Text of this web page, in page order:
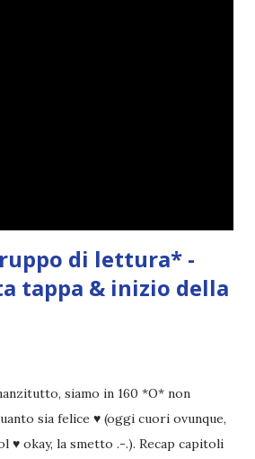
di lettura* -
tappa & inizio della
siamo in 160 *O* non
sia felice ♥ (oggi cuori ovunque,
♥ okay, la smetto .-.). Recap capitoli